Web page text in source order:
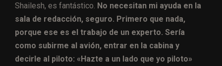
Shailesh, es fantástico. No necesitan mi ayuda en la
sala de redacción, seguro. Primero que nada,
porque ese es el trabajo de un experto. Sería
como subirme al avión, entrar en la cabina y
decirle al piloto: «Hazte a un lado que yo piloto»